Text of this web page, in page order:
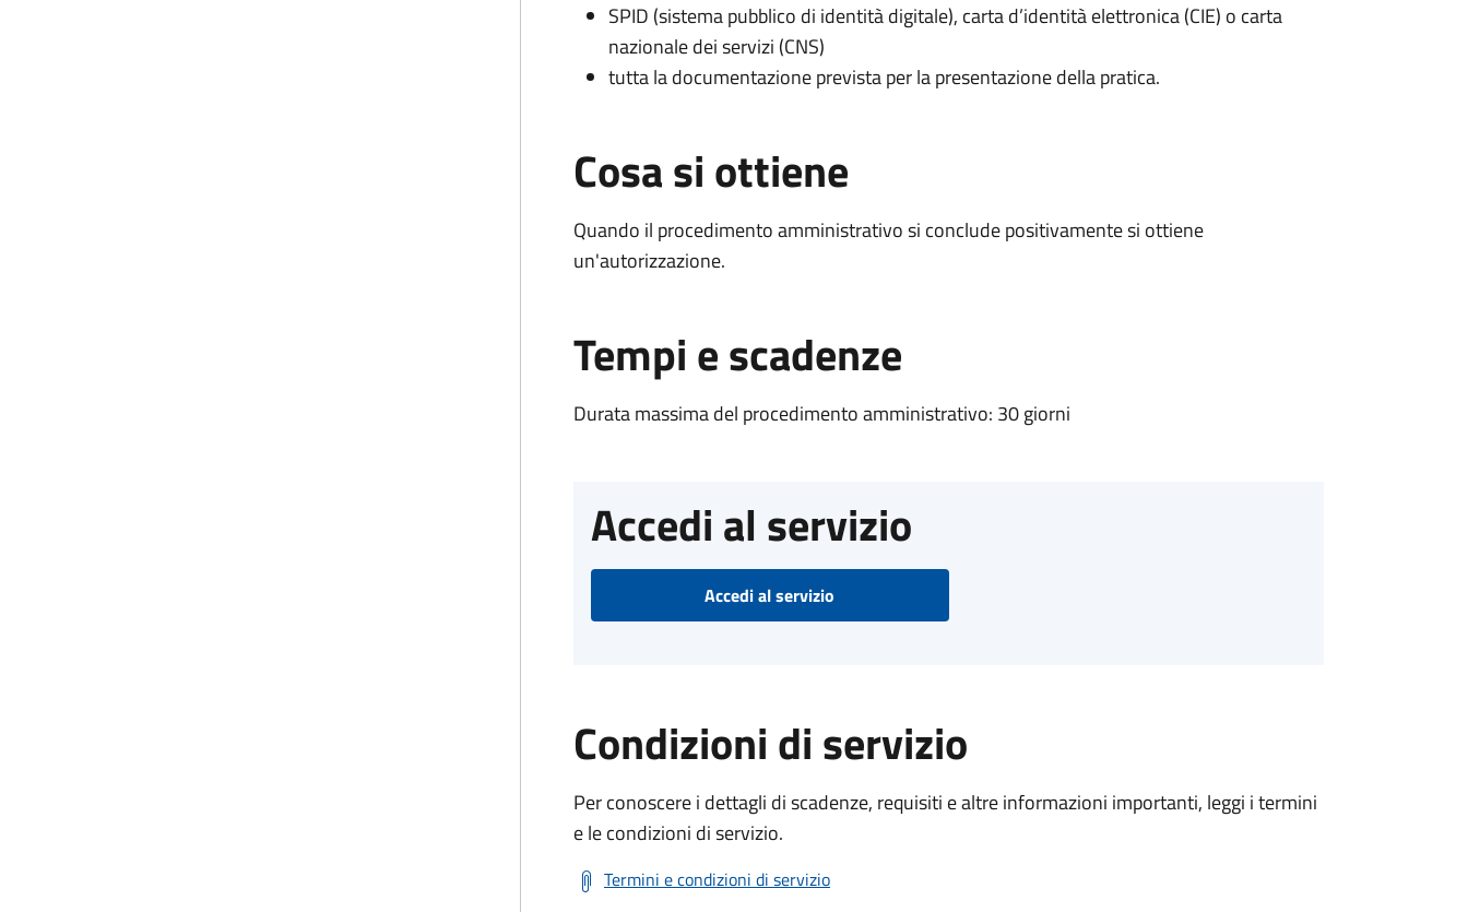
SPID (sistema pubblico di identità digitale), carta d’identità elettronica (CIE) o carta
nazionale dei servizi (CNS)
tutta la documentazione prevista per la presentazione della pratica.
Cosa si ottiene
Quando il procedimento amministrativo si conclude positivamente si ottiene
un'autorizzazione.
Tempi e scadenze
Durata massima del procedimento amministrativo: 30 giorni
Accedi al servizio
Accedi al servizio
Condizioni di servizio
Per conoscere i dettagli di scadenze, requisiti e altre informazioni importanti, leggi i termini
e le condizioni di servizio.
Termini e condizioni di servizio